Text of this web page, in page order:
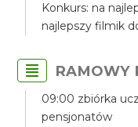
Konkurs: na
najlepszy filmik
RAMOWY
09:00 zbiórka
pensjonatów